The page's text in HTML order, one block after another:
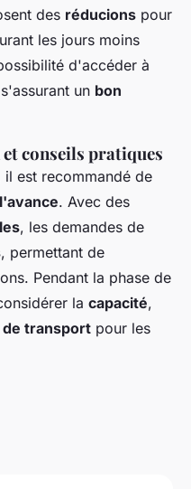
des réducions pour
les jours moins
d'accéder à
un bon
conseils pratiques
est recommandé de
. Avec des
, les demandes de
, permettant de
Pendant la phase de
la capacité,
transport pour les